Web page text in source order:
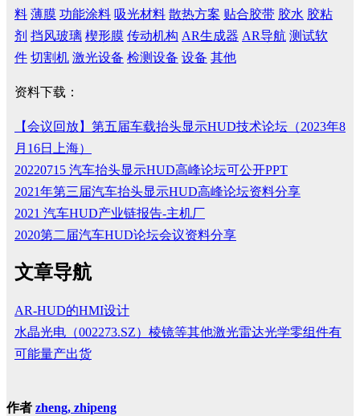
料 薄膜 功能涂料 吸光材料 散热方案 贴合胶带 胶水 胶粘
剂 挡风玻璃 楔形膜 传动机构 AR生成器 AR导航 测试软
件 切割机 激光设备 检测设备 设备 其他
资料下载：
【会议回放】第五届车载抬头显示HUD技术论坛（2023年8
月16日上海）
20220715 汽车抬头显示HUD高峰论坛可公开PPT
2021年第三届汽车抬头显示HUD高峰论坛资料分享
2021 汽车HUD产业链报告-主机厂
2020第二届汽车HUD论坛会议资料分享
文章导航
AR-HUD的HMI设计
水晶光电（002273.SZ）棱镜等其他激光雷达光学零组件有
可能量产出货
作者 zheng, zhipeng